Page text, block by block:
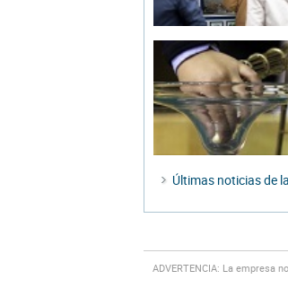
Últimas noticias de
ADVERTENCIA: La empresa